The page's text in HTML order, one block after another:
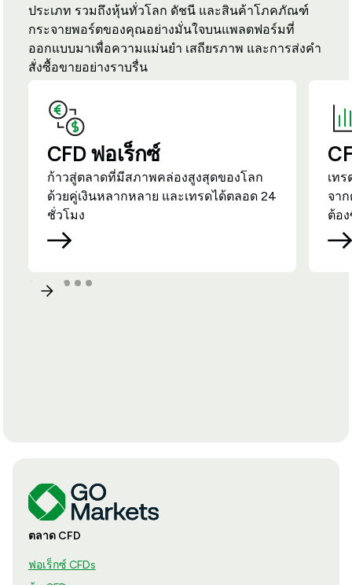
ประเภท รวมถึงหุ้นทั่วโลก ดัชนี และสินค้าโภคภัณฑ์
กระจายพอร์ตของคุณอย่างมั่นใจบนแพลตฟอร์มที่
ออกแบบมาเพื่อความแม่นยำ เสถียรภาพ และการส่งคำ
สั่งซื้อขายอย่างราบรื่น
CFD ฟอเร็กซ์
ก้าวสู่ตลาดที่มีสภาพคล่องสูงสุดของโลก
ด้วยคู่เงินหลากหลาย และเทรดได้ตลอด 24
ชั่วโมง
เท
จา
ต้อ
ตลาด CFD
ฟอเร็กซ์ CFDs